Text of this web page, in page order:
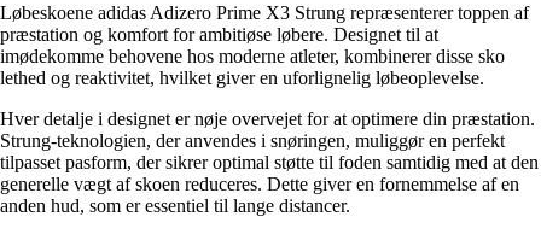
Løbeskoene adidas Adizero Prime X3 Strung repræsenterer toppen af
præstation og komfort for ambitiøse løbere. Designet til at
imødekomme behovene hos moderne atleter, kombinerer disse sko
lethed og reaktivitet, hvilket giver en uforlignelig løbeoplevelse.
Hver detalje i designet er nøje overvejet for at optimere din præstation.
Strung-teknologien, der anvendes i snøringen, muliggør en perfekt
tilpasset pasform, der sikrer optimal støtte til foden samtidig med at den
generelle vægt af skoen reduceres. Dette giver en fornemmelse af en
anden hud, som er essentiel til lange distancer.